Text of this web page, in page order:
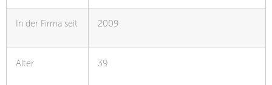
In der Firma seit 2009
Alter 39